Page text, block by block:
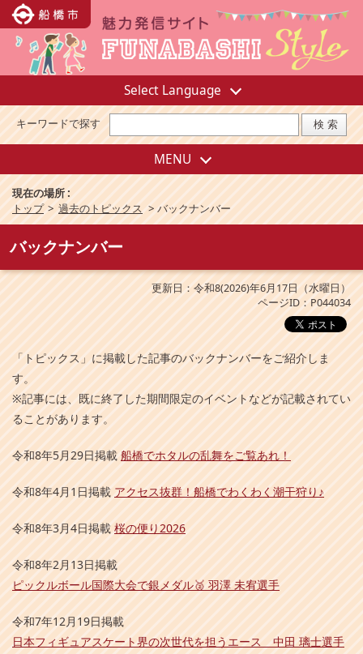
Select Language
キーワードで探す
MENU
現在の場所 :
トップ > 過去のトピックス > バックナンバー
バックナンバー
更新日：令和8(2026)年6月17日（水曜日）
ページID：P044034
「トピックス」に掲載した記事のバックナンバーをご紹介しま
す。
※記事には、既に終了した期間限定のイベントなどが記載されてい
ることがあります。
令和8年5月29日掲載 船橋でホタルの乱舞をご覧あれ！
令和8年4月1日掲載 アクセス抜群！船橋でわくわく潮干狩り♪
令和8年3月4日掲載 桜の便り2026
令和8年2月13日掲載
ピックルボール国際大会で銀メダル🥈 羽澤 未宥選手
令和7年12月19日掲載
日本フィギュアスケート界の次世代を担うエース 中田 璃士選手